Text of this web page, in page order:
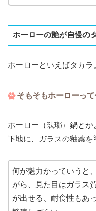
ホーローの艶が自慢の
ホーローといえばタカラ
そもそもホーローって
ホーロー（琺瑯）鍋と
下地に、ガラスの釉薬を
何が魅力かっていうと
がら、見た目はガラス
が出せる、耐食性もあ